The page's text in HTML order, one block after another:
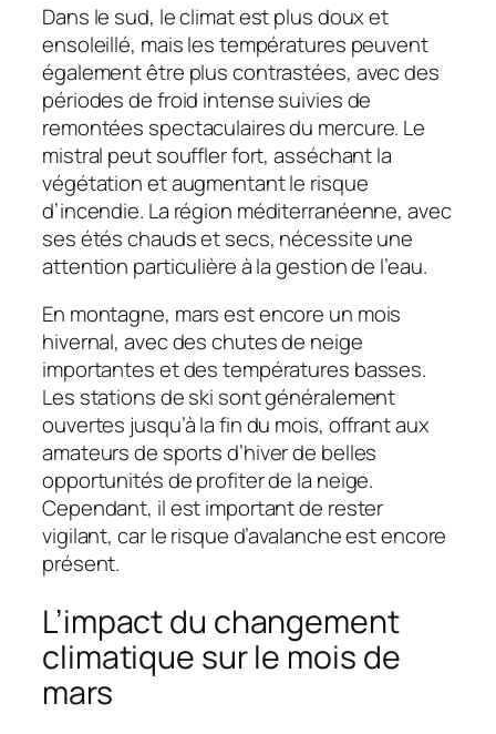
Dans le sud, le climat est plus doux et
ensoleillé, mais les températures peuvent
également être plus contrastées, avec des
périodes de froid intense suivies de
remontées spectaculaires du mercure. Le
mistral peut souffler fort, asséchant la
végétation et augmentant le risque
d’incendie. La région méditerranéenne, avec
ses étés chauds et secs, nécessite une
attention particulière à la gestion de l’eau.
En montagne, mars est encore un mois
hivernal, avec des chutes de neige
importantes et des températures basses.
Les stations de ski sont généralement
ouvertes jusqu’à la fin du mois, offrant aux
amateurs de sports d’hiver de belles
opportunités de profiter de la neige.
Cependant, il est important de rester
vigilant, car le risque d’avalanche est encore
présent.
L’impact du changement
climatique sur le mois de
mars